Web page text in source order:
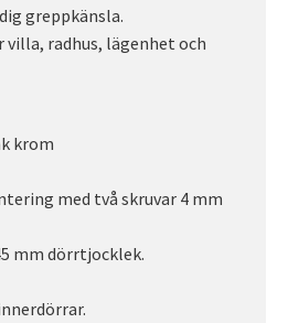
greppkänsla.
radhus, lägenhet och
krom
med två skruvar 4 mm
mm dörrtjocklek.